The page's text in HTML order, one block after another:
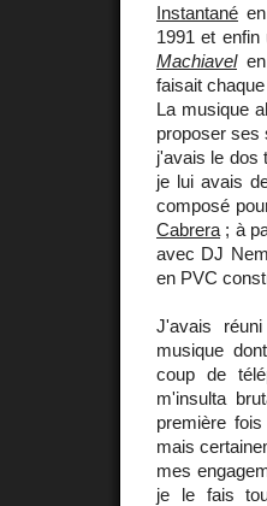
Instantané
1991 et
Machiavelen
faisait
La musique
proposer ses
j'avais le dos
je lui avais
composé
Cabrera ; à
avec DJ
en PVC
J'avais
musique
coup de
m'insulta
première
mais
mes
je le fais